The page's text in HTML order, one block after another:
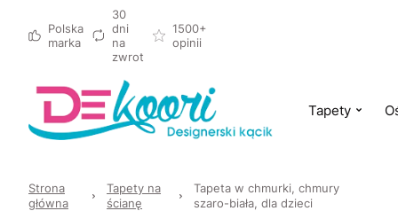
Polska
marka
30
dni
na
zwrot
1500+
opinii
Tapety
Strona
główna
Tapety na
ścianę
Tapeta w chmurki, chmury
szaro-biała, dla dzieci